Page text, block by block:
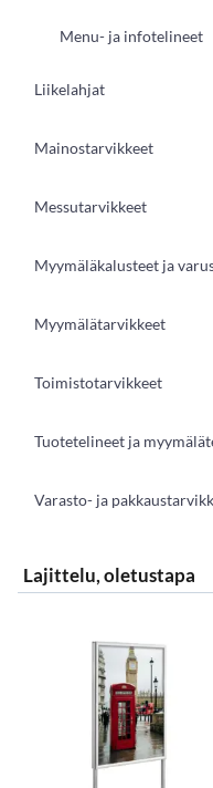
Menu- ja infotelineet
Liikelahjat
Mainostarvikkeet
Messutarvikkeet
Myymäläkalusteet ja
Myymälätarvikkeet
Toimistotarvikkeet
Tuotetelineet ja
Varasto- ja